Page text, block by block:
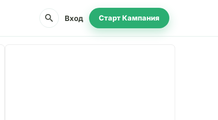
search Вход Старт Кампания